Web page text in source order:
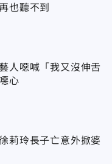
也聽不到
人噁喊「我又沒伸舌
心
莉玲長子亡意外掀婆